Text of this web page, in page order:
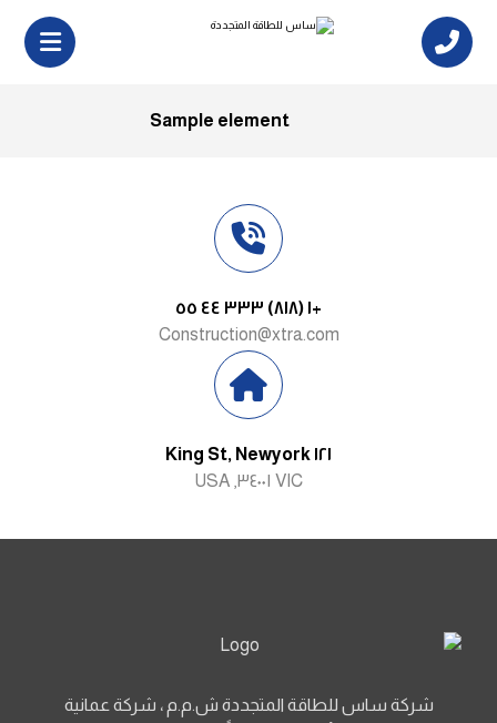
Sample element
+١ (٨١٨) ٣٣٣ ٤٤ ٥٥
Construction@xtra.com
١٢١ King St, Newyork
VIC ٣٤٠٠١, USA
شركة ساس للطاقة المتجددة ش.م.م ، شركة عمانية